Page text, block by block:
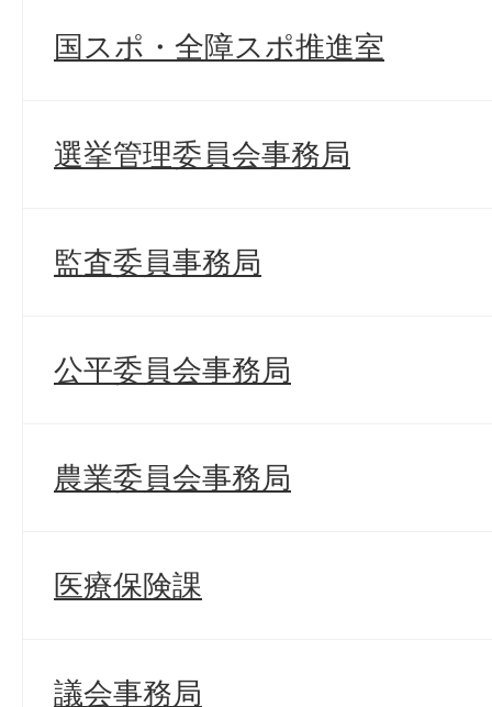
国スポ・全障スポ推進室
選挙管理委員会事務局
監査委員事務局
公平委員会事務局
農業委員会事務局
医療保険課
議会事務局